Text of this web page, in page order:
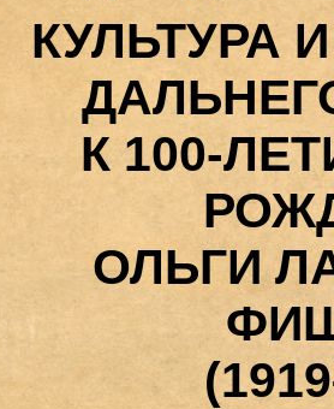
КУЛЬТУРА
К 100-
ОЛЬГИ